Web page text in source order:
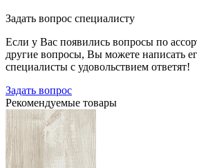
Задать вопрос специалисту
Если у Вас появились вопросы по
другие вопросы, Вы можете написать
специалисты с удовольствием ответят!
Задать вопрос
Рекомендуемые товары